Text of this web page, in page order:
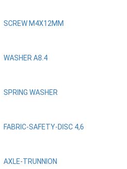
SCREW M4X12MM
WASHER A8.4
SPRING WASHER
FABRIC-SAFETY-DISC 4,6
AXLE-TRUNNION